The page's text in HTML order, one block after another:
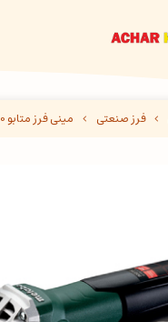
فرز صنعتی مینی فرز متابو 900 وات مدل W9-115